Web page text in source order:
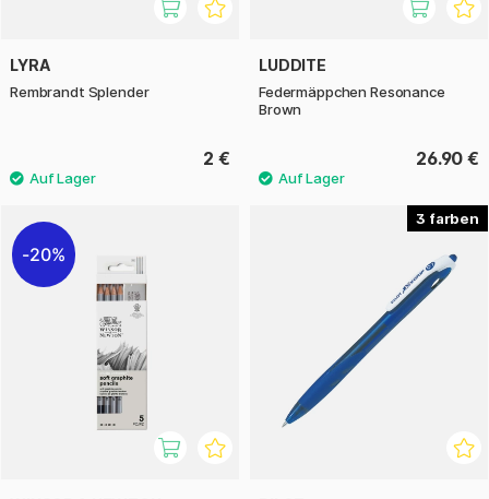
LYRA
Rembrandt Splender
2 €
LUDDITE
Federmäppchen Resonance
Brown
26.90 €
20%
3